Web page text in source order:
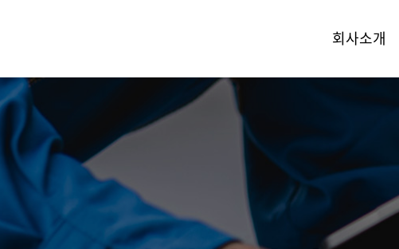
회사소개